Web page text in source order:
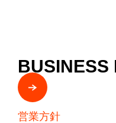
BUSINESS
営業方針